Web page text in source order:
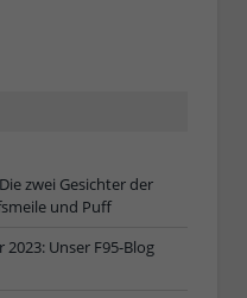
zwei Gesichter der
und Puff
2023: Unser F95-Blog